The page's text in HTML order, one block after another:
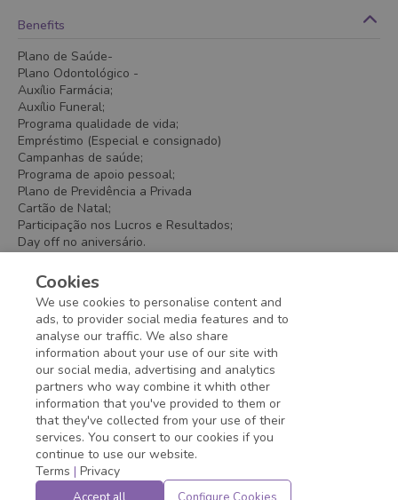
Benefits
Plano de Saúde-
Plano Odontológico -
Auxílio Farmácia;
Auxílio Funeral;
Programa qualidade de vida;
Empréstimo (Especial e consignado)
Campanhas de saúde;
Programa de apoio pessoal;
Plano de Previdência a Privada
Cartão de Natal;
Participação nos Lucros e Resultados;
Day off no aniversário.
Gympass
Refeitório no local de trabalho
Vale Alimentação.
Application deadline expired!
Cookies
We use cookies to personalise content and
ads, to provider social media features and to
analyse our traffic. We also share
information about your use of our site with
our social media, advertising and analytics
partners who way combine it whith other
information that you've provided to them or
that they've collected from your use of their
services. You consert to our cookies if you
continue to use our website.
Terms | Privacy